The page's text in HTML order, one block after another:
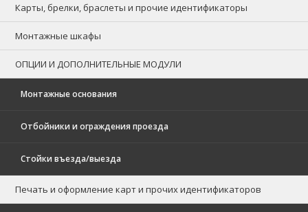
Карты, брелки, браслеты и прочие идентификаторы
Монтажные шкафы
ОПЦИИ И ДОПОЛНИТЕЛЬНЫЕ МОДУЛИ
Монтажные основания
Отбойники и ограждения проезда
Стойки въезда/выезда
Печать и оформление карт и прочих идентификаторов